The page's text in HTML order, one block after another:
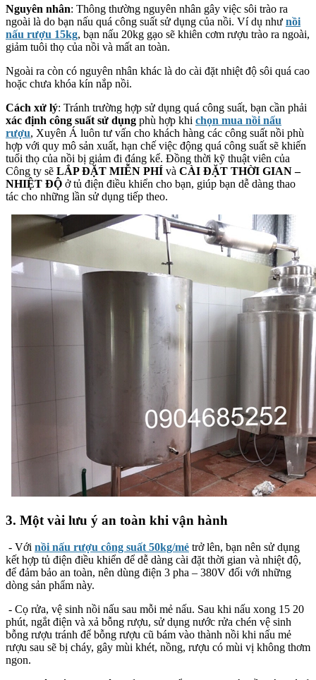
Nguyên nhân: Thông thường nguyên nhân gây việc sôi trào ra
ngoài là do bạn nấu quá công suất sử dụng của nồi. Ví dụ như nồi
nấu rượu 15kg, bạn nấu 20kg gạo sẽ khiên cơm rượu trào ra ngoài,
giảm tuôi thọ của nồi và mất an toàn.
Ngoài ra còn có nguyên nhân khác là do cài đặt nhiệt độ sôi quá cao
hoặc chưa khóa kín nắp nồi.
Cách xử lý: Tránh trường hợp sử dụng quá công suất, bạn cần phải
xác định công suất sử dụng phù hợp khi chọn mua nồi nấu
rượu, Xuyên Á luôn tư vấn cho khách hàng các công suất nồi phù
hợp với quy mô sản xuất, hạn chế việc động quá công suất sẽ khiến
tuổi thọ của nồi bị giảm đi đáng kể. Đồng thời kỹ thuật viên của
Công ty sẽ LẮP ĐẶT MIỄN PHÍ và CÀI ĐẶT THỜI GIAN –
NHIỆT ĐỘ ở tủ điện điều khiển cho bạn, giúp bạn dễ dàng thao
tác cho những lần sử dụng tiếp theo.
3. Một vài lưu ý an toàn khi vận hành
- Với nồi nấu rượu công suất 50kg/mẻ trở lên, bạn nên sử dụng
kết hợp tủ điện điều khiển để dễ dàng cài đặt thời gian và nhiệt độ,
để đảm bảo an toàn, nên dùng điện 3 pha – 380V đối với những
dòng sản phẩm này.
- Cọ rửa, vệ sinh nồi nấu sau mỗi mẻ nấu. Sau khi nấu xong 15 20
phút, ngắt điện và xả bỗng rượu, sử dụng nước rửa chén vệ sinh
bỗng rượu tránh để bỗng rượu cũ bám vào thành nồi khi nấu mẻ
rượu sau sẽ bị cháy, gây mùi khét, nồng, rượu có mùi vị không thơm
ngon.